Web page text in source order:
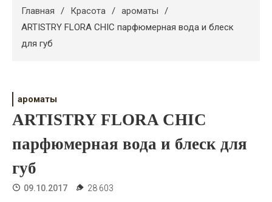
Худеем
Психология
Дом
Жизнь
Хобби
Главная Красота
ароматы
ARTISTRY FLORA CHIC парфюмерная вода и блеск
для губ
ароматы
ARTISTRY FLORA CHIC
парфюмерная вода и блеск для
губ
09.10.2017 28 603